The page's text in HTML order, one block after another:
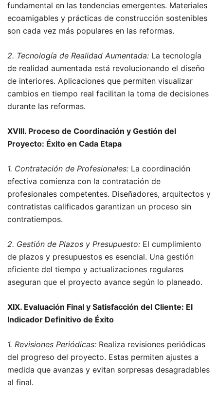
fundamental en las tendencias emergentes. Materiales
ecoamigables y prácticas de construcción sostenibles
son cada vez más populares en las reformas.
2. Tecnología de Realidad Aumentada: La tecnología
de realidad aumentada está revolucionando el diseño
de interiores. Aplicaciones que permiten visualizar
cambios en tiempo real facilitan la toma de decisiones
durante las reformas.
XVIII. Proceso de Coordinación y Gestión del
Proyecto: Éxito en Cada Etapa
1. Contratación de Profesionales: La coordinación
efectiva comienza con la contratación de
profesionales competentes. Diseñadores, arquitectos y
contratistas calificados garantizan un proceso sin
contratiempos.
2. Gestión de Plazos y Presupuesto: El cumplimiento
de plazos y presupuestos es esencial. Una gestión
eficiente del tiempo y actualizaciones regulares
aseguran que el proyecto avance según lo planeado.
XIX. Evaluación Final y Satisfacción del Cliente: El
Indicador Definitivo de Éxito
1. Revisiones Periódicas: Realiza revisiones periódicas
del progreso del proyecto. Estas permiten ajustes a
medida que avanzas y evitan sorpresas desagradables
al final.